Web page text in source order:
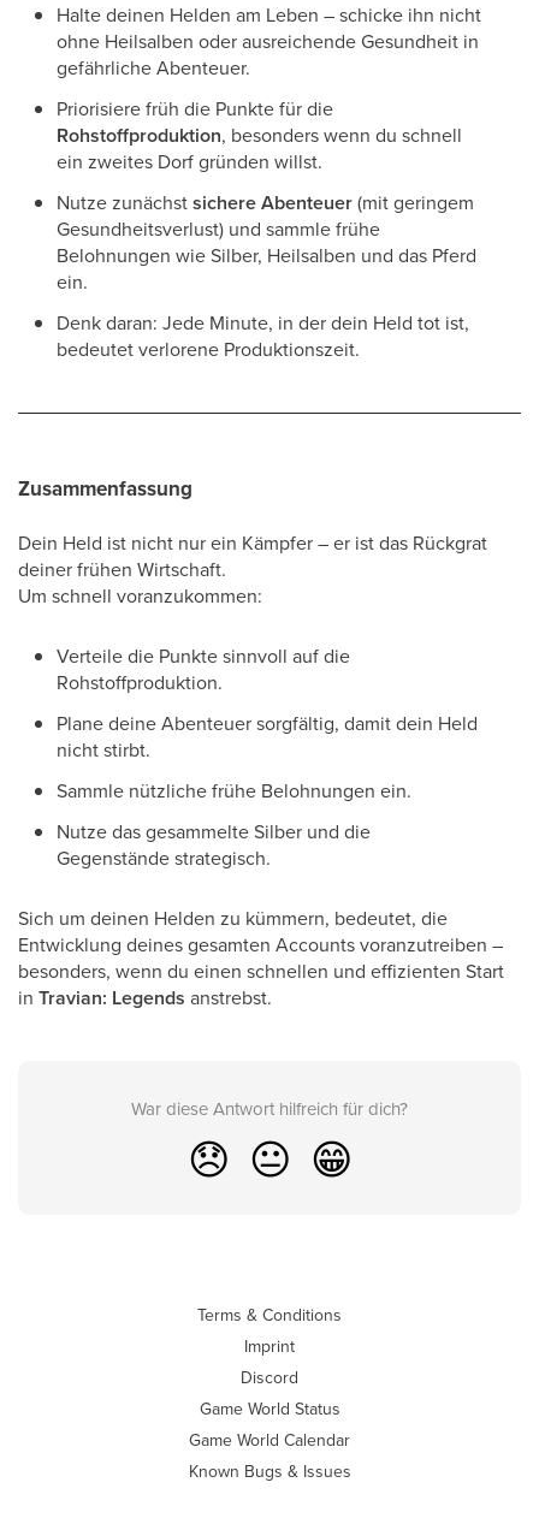
Halte deinen Helden am Leben – schicke ihn nicht
ohne Heilsalben oder ausreichende Gesundheit in
gefährliche Abenteuer.
Priorisiere früh die Punkte für die
Rohstoffproduktion, besonders wenn du schnell
ein zweites Dorf gründen willst.
Nutze zunächstsichere Abenteuer(mit geringem
Gesundheitsverlust) und sammle frühe
Belohnungen wie Silber, Heilsalben und das Pferd
ein.
Denk daran: Jede Minute, in der dein Held tot ist,
bedeutet verlorene Produktionszeit.
Zusammenfassung
Dein Held ist nicht nur ein Kämpfer – er ist das Rückgrat
deiner frühen Wirtschaft.
Um schnell voranzukommen:
Verteile die Punkte sinnvoll auf die
Rohstoffproduktion.
Plane deine Abenteuer sorgfältig, damit dein Held
nicht stirbt.
Sammle nützliche frühe Belohnungen ein.
Nutze das gesammelte Silber und die
Gegenstände strategisch.
Sich um deinen Helden zu kümmern, bedeutet, die
Entwicklung deines gesamten Accounts voranzutreiben –
besonders, wenn du einen schnellen und effizienten Start
in Travian: Legends anstrebst.
War diese Antwort hilfreich für dich?
😞 😐 😁
Terms & Conditions
Imprint
Discord
Game World Status
Game World Calendar
Known Bugs & Issues